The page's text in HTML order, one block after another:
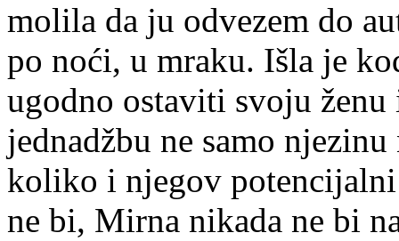
molila da ju odvezem do
po noći, u mraku. Išla je
ugodno ostaviti svoju ženu
jednadžbu ne samo
koliko i njegov potencijalni
ne bi, Mirna nikada ne bi